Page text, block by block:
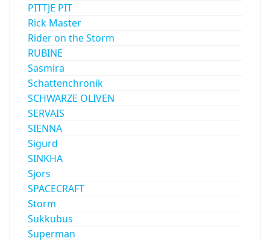
PITTJE PIT
Rick Master
Rider on the Storm
RUBINE
Sasmira
Schattenchronik
SCHWARZE OLIVEN
SERVAIS
SIENNA
Sigurd
SINKHA
Sjors
SPACECRAFT
Storm
Sukkubus
Superman